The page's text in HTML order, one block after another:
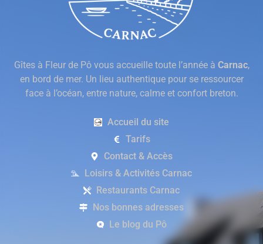
Gîtes à Fleur de Pô vous accueille toute l’année à Carnac,
en bord de mer. Un lieu authentique pour se ressourcer
face à l’océan, entre nature, calme et confort breton.
Accueil du site
Tarifs
Contact & Accès
Loisirs & Activités Carnac
Restaurants Carnac
Nos bonnes adresses
Le blog du Pô